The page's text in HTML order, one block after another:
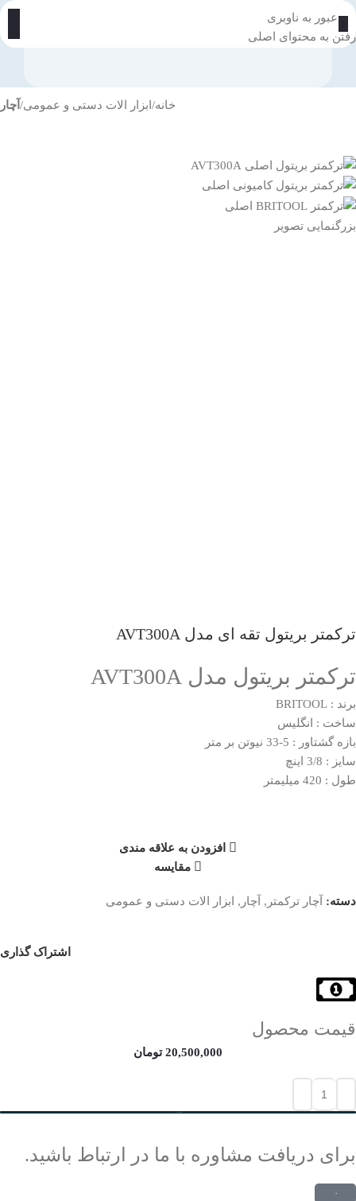
عبور به ناوبری
رفتن به محتوای اصلی
خانه ابزار الات دستی و عمومی آچار
بزرگنمایی تصویر
ترکمتر بریتول تقه ای مدل AVT300A
ترکمتر بریتول مدل AVT300A
برند : BRITOOL
ساخت : انگلیس
بازه گشتاور : 5-33 نیوتن بر متر
سایز : 3/8 اینچ
طول : 420 میلیمتر
افزودن به علاقه مندی
مقایسه
دسته: آچار ترکمتر , آچار , ابزار الات دستی و عمومی
اشتراک گذاری
قیمت محصول
20,500,000 تومان
برای دریافت مشاوره با ما در ارتباط باشید.